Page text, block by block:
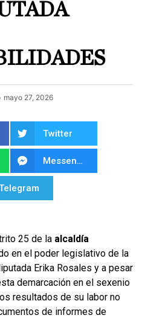
mayo 27, 2026
Twitter
Messenger
25 de la alcaldía
en el poder legislativo de la
Erika Rosales y a pesar
demarcación en el sexenio
resultados de su labor no
de informes de